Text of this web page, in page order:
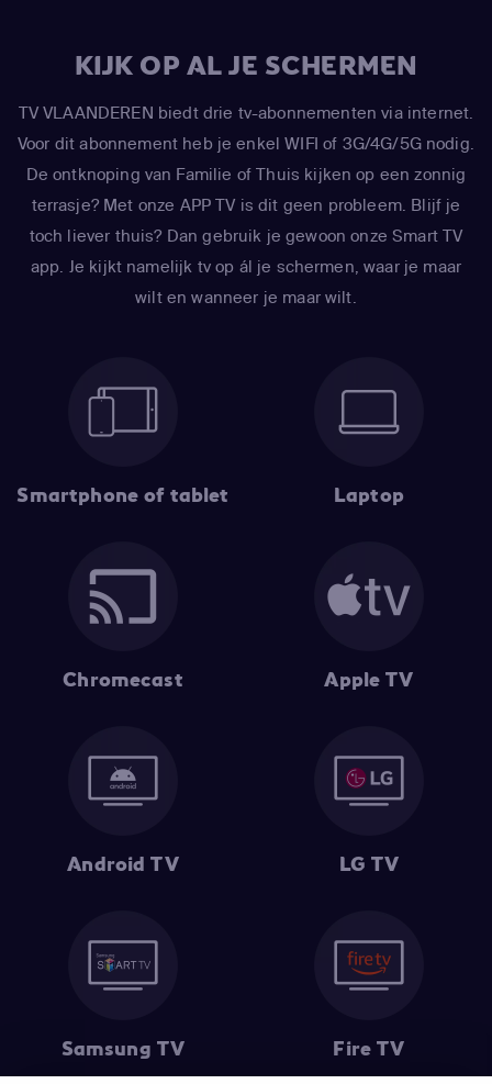
KIJK OP AL JE SCHERMEN
TV VLAANDEREN biedt drie tv-abonnementen via internet.
Voor dit abonnement heb je enkel WIFI of 3G/4G/5G nodig.
De ontknoping van Familie of Thuis kijken op een zonnig
terrasje? Met onze APP TV is dit geen probleem. Blijf je
toch liever thuis? Dan gebruik je gewoon onze Smart TV
app. Je kijkt namelijk tv op ál je schermen, waar je maar
wilt en wanneer je maar wilt.
Smartphone of tablet Laptop
Chromecast Apple TV
Android TV LG TV
Samsung TV Fire TV